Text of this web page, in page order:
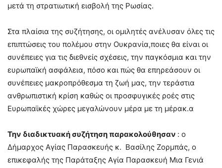
μετά τη στρατιωτική εισβολή της Ρωσίας.
Στα πλαίσια της συζήτησης, οι ομιλητές ανέλυσαν όλες τις
επιπτώσεις του πολέμου στην Ουκρανία,ποιες θα είναι οι
συνέπειες για τις διεθνείς σχέσεις, την παγκόσμια και την
ευρωπαϊκή ασφάλεια, πόσο και πώς θα επηρεάσουν οι
συνέπειες μακροπρόθεσμα τη ζωή μας, την τεράστια
ανθρωπιστική κρίση καθώς οι προσφυγικές ροές στις
Ευρωπαϊκές χώρες μεγαλώνουν μέρα με τη μέρακ.α
Την διαδικτυακή συζήτηση παρακολούθησαν : ο
Δήμαρχος Αγίας Παρασκευής κ. Βασίλης Ζορμπάς, ο
επικεφαλής της Παράταξης Αγία Παρασκευή Μια Γενιά